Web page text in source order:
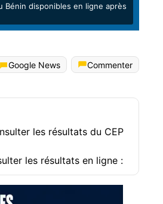
Bénin disponibles en ligne après
Google News
Commenter
les résultats du CEP
les résultats en ligne :